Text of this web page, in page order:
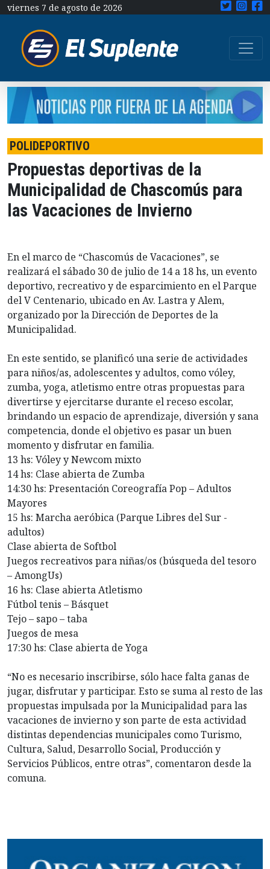
viernes 7 de agosto de 2026
POLIDEPORTIVO
Propuestas deportivas de la
Municipalidad de Chascomús para
las Vacaciones de Invierno
En el marco de “Chascomús de Vacaciones”, se
realizará el sábado 30 de julio de 14 a 18 hs, un evento
deportivo, recreativo y de esparcimiento en el Parque
del V Centenario, ubicado en Av. Lastra y Alem,
organizado por la Dirección de Deportes de la
Municipalidad.
En este sentido, se planificó una serie de actividades
para niños/as, adolescentes y adultos, como vóley,
zumba, yoga, atletismo entre otras propuestas para
divertirse y ejercitarse durante el receso escolar,
brindando un espacio de aprendizaje, diversión y sana
competencia, donde el objetivo es pasar un buen
momento y disfrutar en familia.
13 hs: Vóley y Newcom mixto
14 hs: Clase abierta de Zumba
14:30 hs: Presentación Coreografía Pop – Adultos
Mayores
15 hs: Marcha aeróbica (Parque Libres del Sur -
adultos)
Clase abierta de Softbol
Juegos recreativos para niñas/os (búsqueda del tesoro
– AmongUs)
16 hs: Clase abierta Atletismo
Fútbol tenis – Básquet
Tejo – sapo – taba
Juegos de mesa
17:30 hs: Clase abierta de Yoga
“No es necesario inscribirse, sólo hace falta ganas de
jugar, disfrutar y participar. Esto se suma al resto de las
propuestas impulsada por la Municipalidad para las
vacaciones de invierno y son parte de esta actividad
distintas dependencias municipales como Turismo,
Cultura, Salud, Desarrollo Social, Producción y
Servicios Públicos, entre otras”, comentaron desde la
comuna.